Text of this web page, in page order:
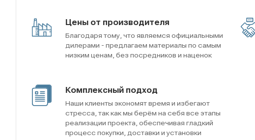
Цены от производителя
Благодаря тому, что являемся официальными
дилерами - предлагаем материалы по самым
низким ценам, без посредников и наценок
Комплексный подход
Наши клиенты экономят время и избегают
стресса, так как мы берём на себя все этапы
реализации проекта, обеспечивая гладкий
процесс покупки, доставки и установки